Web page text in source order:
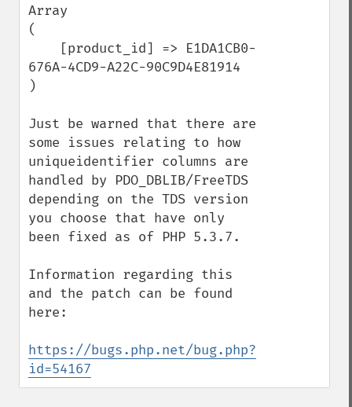
Array
(
676A-4CD9-A22C-90C9D4E81914
)
Just be warned that there are
some issues relating to how
uniqueidentifier columns are
handled by PDO_DBLIB/FreeTDS
depending on the TDS version
you choose that have only
been fixed as of PHP 5.3.7.
Information regarding this
and the patch can be found
here:
https://bugs.php.net/bug.php?
id=54167